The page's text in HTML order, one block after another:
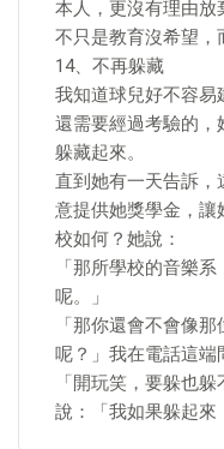
本人，更沒有理由放
不只是教育沒希望，
14、不再躲藏
我知道球兒好不容易
還需要經過考驗的，
躲藏起來。
直到她有一天告訴，
意提供她獎學金，讓
校如何？她說：
「那所學校的音樂
呢。」
「那你還會不會像
呢？」我在電話這端
「開玩笑，要躲也
說：「我如果躲起來